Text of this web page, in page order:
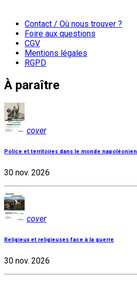
Contact / Où nous trouver ?
Foire aux questions
CGV
Mentions légales
RGPD
À paraître
cover
Police et territoires dans le monde napoléonien
30 nov. 2026
cover
Religieux et religieuses face à la guerre
30 nov. 2026